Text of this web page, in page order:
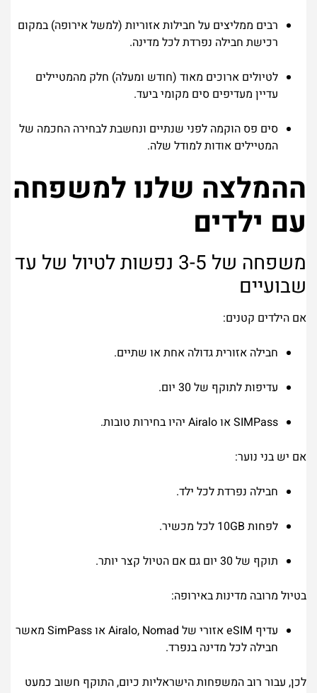
רבים ממליצים על חבילות אזוריות (למשל אירופה) במקום
רכישת חבילה נפרדת לכל מדינה.
לטיולים ארוכים מאוד (חודש ומעלה) חלק מהמטיילים
עדיין מעדיפים סים מקומי ביעד.
סים פס הוקמה לפני שנתיים ונחשבת לבחירה החכמה של
המטיילים אודות למודל שלה.
ההמלצה שלנו למשפחה
עם ילדים
משפחה של 3-5 נפשות לטיול של עד
שבועיים
אם הילדים קטנים:
חבילה אזורית גדולה אחת או שתיים.
עדיפות לתוקף של 30 יום.
SIMPass או Airalo יהיו בחירות טובות.
אם יש בני נוער:
חבילה נפרדת לכל ילד.
לפחות 10GB לכל מכשיר.
תוקף של 30 יום גם אם הטיול קצר יותר.
בטיול מרובה מדינות באירופה:
עדיף eSIM אזורי של Airalo, Nomad או SimPass מאשר
חבילה לכל מדינה בנפרד.
לכן, עבור רוב המשפחות הישראליות כיום,התוקף חשוב כמעט